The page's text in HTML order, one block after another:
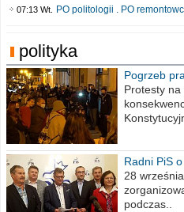
07:13 Wt. PO politologii . PO
polityka
Pogrzeb
poselskim
Protesty
Radni PiS
na 2021 rok
28
podczas..